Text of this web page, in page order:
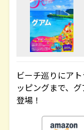
ビーチ巡りにア
ッピングまで、
登場！